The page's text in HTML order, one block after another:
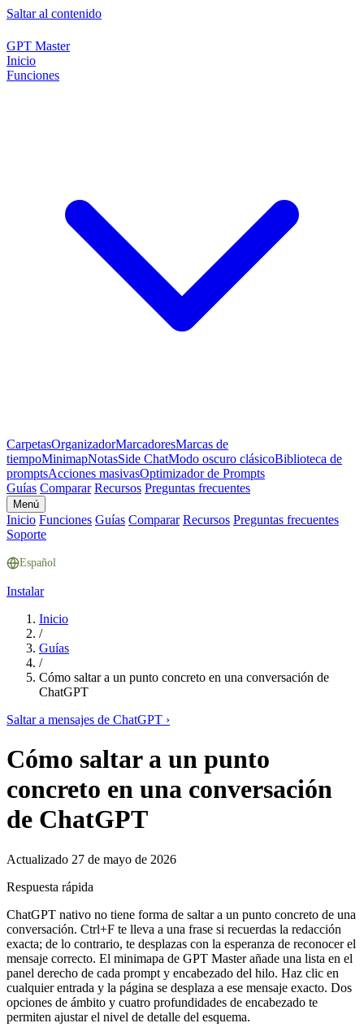
Saltar al contenido
GPT Master
Inicio
Funciones
CarpetasOrganizadorMarcadoresMarcas de
tiempoMinimapNotasSide ChatModo oscuro clásicoBiblioteca de
promptsAcciones masivasOptimizador de Prompts
Guías Comparar Recursos Preguntas frecuentes
Menú
Inicio Funciones Guías Comparar Recursos Preguntas frecuentes
Soporte
Español
Instalar
Inicio
/
Guías
/
Cómo saltar a un punto concreto en una conversación de
ChatGPT
Saltar a mensajes de ChatGPT ›
Cómo saltar a un punto
concreto en una conversación
de ChatGPT
Actualizado 27 de mayo de 2026
Respuesta rápida
ChatGPT nativo no tiene forma de saltar a un punto concreto de una
conversación. Ctrl+F te lleva a una frase si recuerdas la redacción
exacta; de lo contrario, te desplazas con la esperanza de reconocer el
mensaje correcto. El minimapa de GPT Master añade una lista en el
panel derecho de cada prompt y encabezado del hilo. Haz clic en
cualquier entrada y la página se desplaza a ese mensaje exacto. Dos
opciones de ámbito y cuatro profundidades de encabezado te
permiten ajustar el nivel de detalle del esquema.